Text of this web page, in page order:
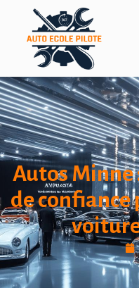
Autos
de confiance
voiture